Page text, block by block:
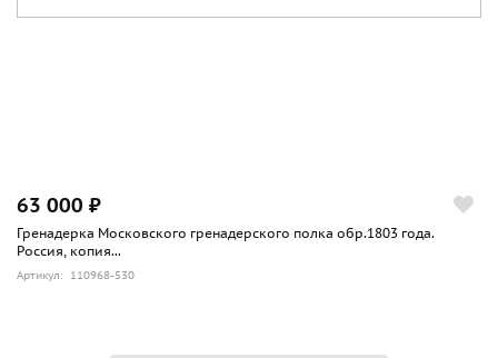
63 000 ₽
Гренадерка Московского гренадерского полка обр.1803 года.
Россия, копия...
Артикул: 110968-530